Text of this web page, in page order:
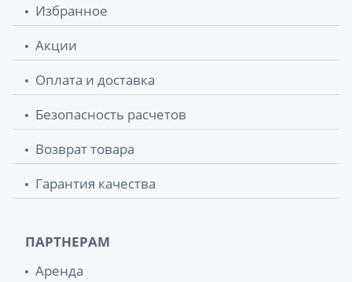
Избранное
Акции
Оплата и доставка
Безопасность расчетов
Возврат товара
Гарантия качества
ПАРТНЕРАМ
Аренда